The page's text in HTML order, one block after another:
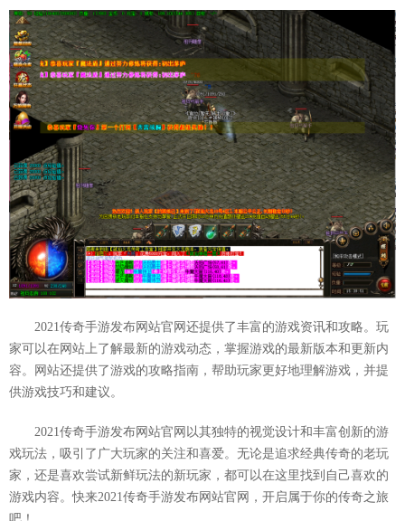
2021传奇手游发布网站官网还提供了丰富的游戏资讯和攻略。玩
家可以在网站上了解最新的游戏动态，掌握游戏的最新版本和更新内
容。网站还提供了游戏的攻略指南，帮助玩家更好地理解游戏，并提
供游戏技巧和建议。
2021传奇手游发布网站官网以其独特的视觉设计和丰富创新的游
戏玩法，吸引了广大玩家的关注和喜爱。无论是追求经典传奇的老玩
家，还是喜欢尝试新鲜玩法的新玩家，都可以在这里找到自己喜欢的
游戏内容。快来2021传奇手游发布网站官网，开启属于你的传奇之旅